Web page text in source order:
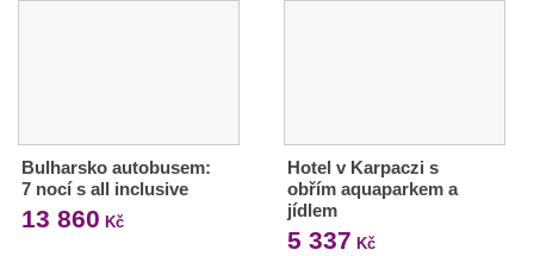
Bulharsko autobusem:
7 nocí s all inclusive
13 860 Kč
Hotel v Karpaczi s
obřím aquaparkem a
jídlem
5 337 Kč